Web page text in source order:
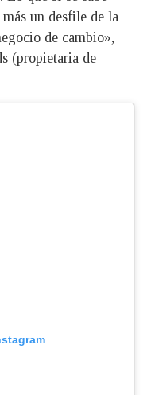
más un desfile de la
de cambio»,
(propietaria de